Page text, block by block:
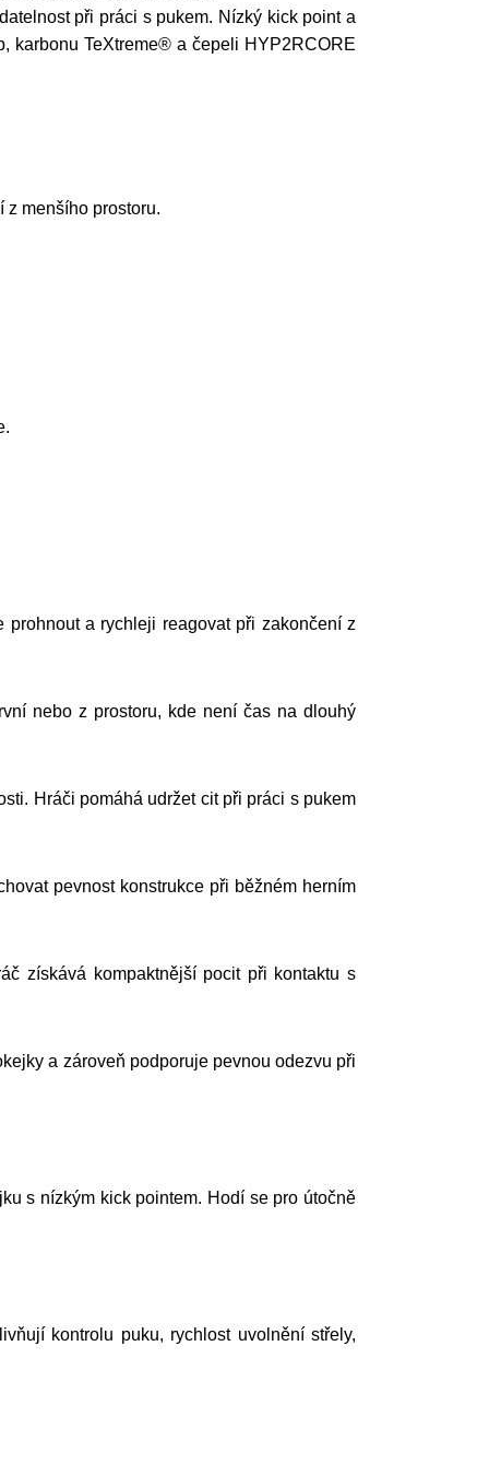
při práci s pukem. Nízký kick point a
karbonu TeXtreme® a čepeli HYP2RCORE
z menšího prostoru.
a rychleji reagovat při zakončení z
nebo z prostoru, kde není čas na dlouhý
Hráči pomáhá udržet cit při práci s pukem
pevnost konstrukce při běžném herním
získává kompaktnější pocit při kontaktu s
a zároveň podporuje pevnou odezvu při
s nízkým kick pointem. Hodí se pro útočně
kontrolu puku, rychlost uvolnění střely,